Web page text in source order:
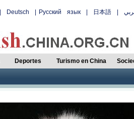
Deutsch Русский язык 日本語
Deportes Turismo en China